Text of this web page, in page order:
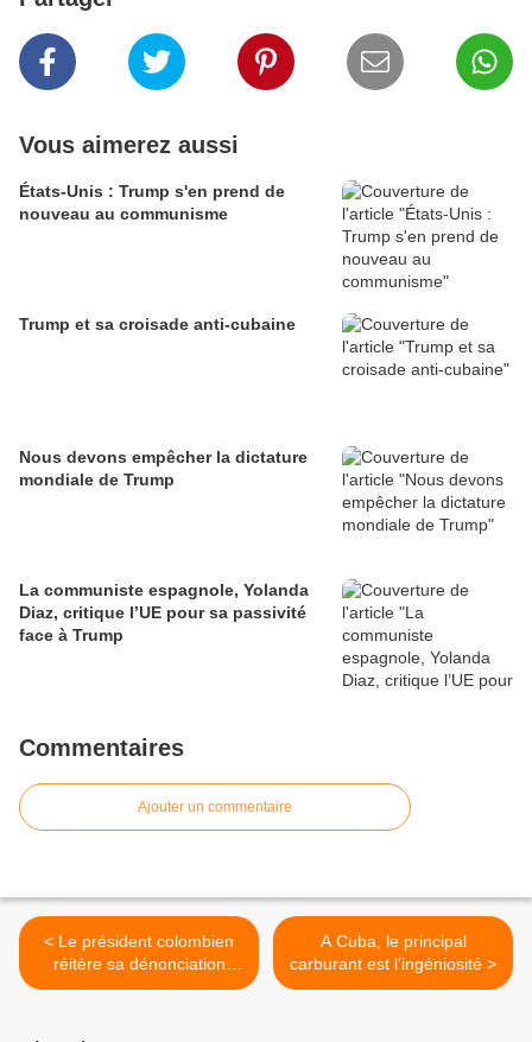
Vous aimerez aussi
États-Unis : Trump s'en prend de
nouveau au communisme
Trump et sa croisade anti-cubaine
Nous devons empêcher la dictature
mondiale de Trump
La communiste espagnole, Yolanda
Diaz, critique l’UE pour sa passivité
face à Trump
Commentaires
Ajouter un commentaire
< Le président colombien
réitère sa dénonciation
concernant l'état de santé
A Cuba, le principal
carburant est l’ingéniosité >